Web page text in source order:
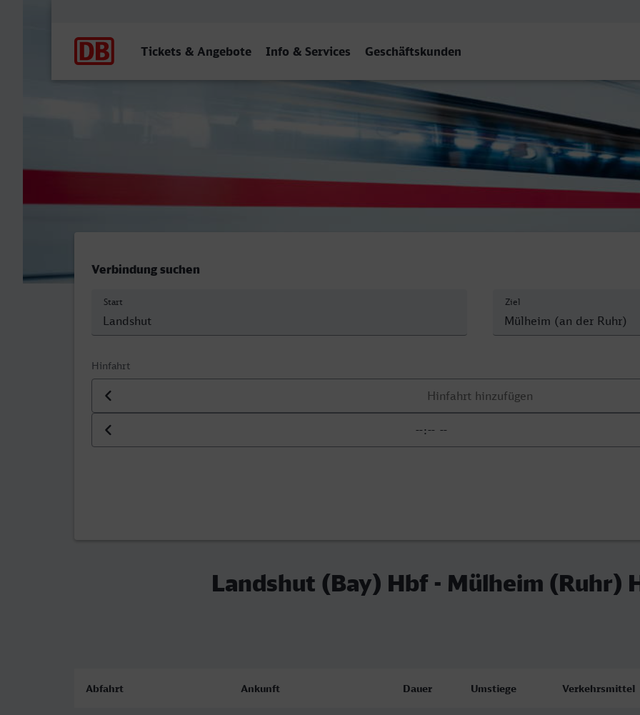
Tickets & Angebote Info & Services Geschäftskunden
Landshut (Bay) Hbf - Mülheim (Ruhr) Hbf
Verbindung suchen
Start Ziel
Hinfahrt
Datum der Hinfahrt
Uhrzeit der Hinfahrt
Landshut (Bay) Hbf - Mülheim (Ruhr)
Abfahrt Ankunft Dauer Umstiege Verkehrsmittel